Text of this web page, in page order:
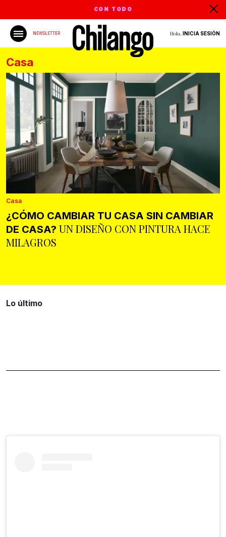
CON TODO
NEWSLETTER Hola, INICIA SESIÓN
Casa
Casa
¿CÓMO CAMBIAR TU CASA SIN CAMBIAR
DE CASA? UN DISEÑO CON PINTURA HACE
MILAGROS
Lo último